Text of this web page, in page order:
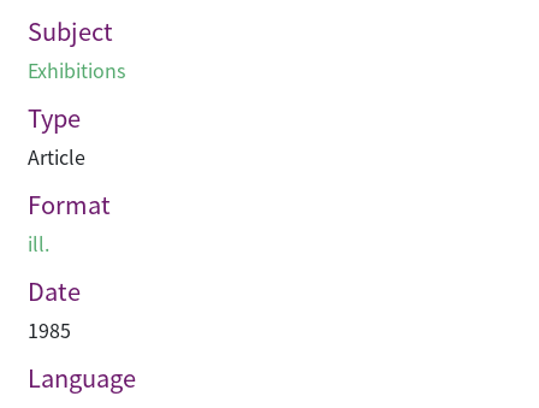
Subject
Exhibitions
Type
Article
Format
ill.
Date
1985
Language